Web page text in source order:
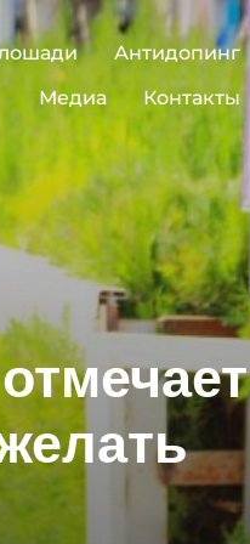
Антидопинг
Медиа
Контакты